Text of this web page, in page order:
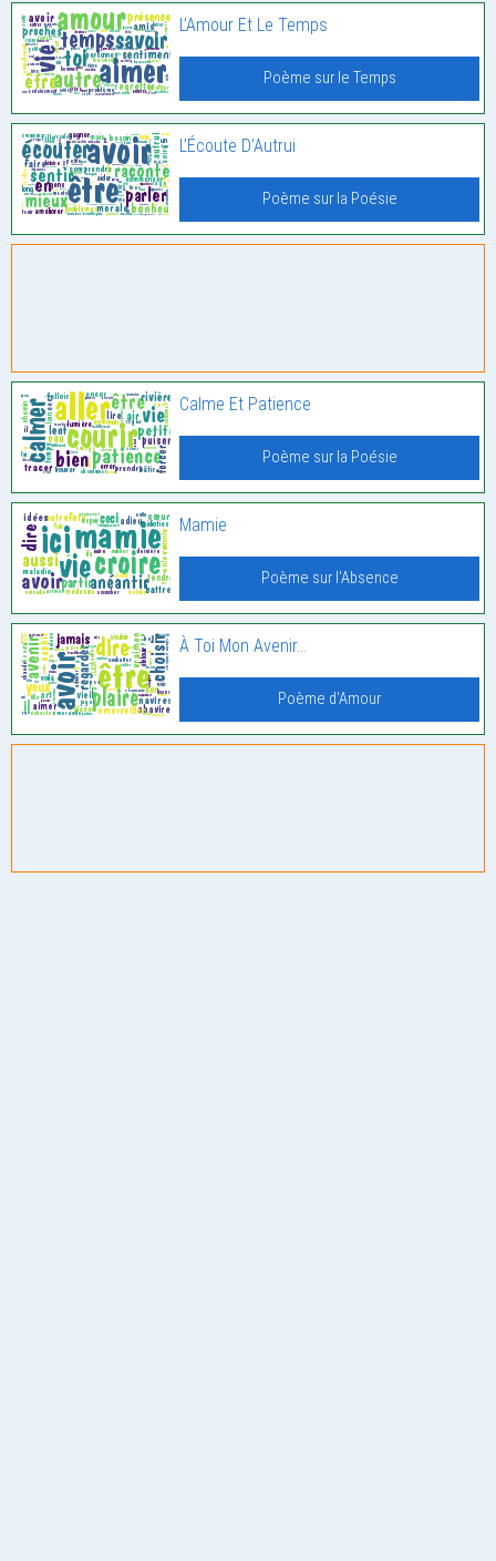
L’Amour Et Le Temps
Poème sur le Temps
L’Écoute D’Autrui
Poème sur la Poésie
Calme Et Patience
Poème sur la Poésie
Mamie
Poème sur l'Absence
À Toi Mon Avenir…
Poème d'Amour